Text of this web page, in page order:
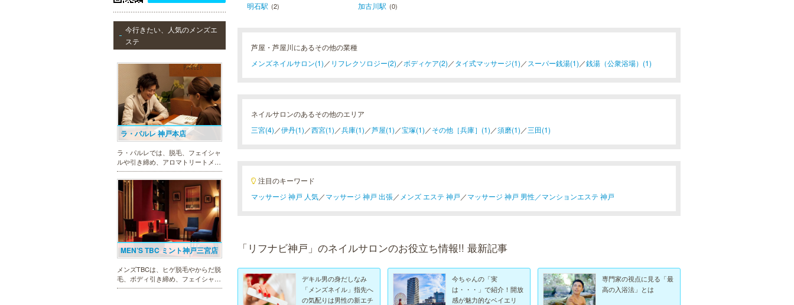
今行きたい、人気のメンズエ
ステ
ラ・パルレ 神戸本店
ラ・パルレでは、脱毛、フェイシャ
ルや引き締め、アロマトリートメン
ト、本格的なダイエットコース等、
幅広いメニューでお客様の美を応
援。初めてで不安という方には、初
回限定体験コースも多数取り揃えて
MEN’S TBC ミント神戸三宮店
メンズTBCは、ヒゲ脱毛やからだ脱
毛、ボディ引き締め、フェイシャル
等、清潔感を保ちたい方や、お手入
明石駅 (2) 加古川駅 (0)
芦屋・芦屋川にあるその他の業種
メンズネイルサロン(1) ／ リフレクソロジー(2) ／ボディケア(2) ／タイ式マッサージ(1) ／ スーパー銭湯(1) ／銭湯（公衆浴場）(1)
ネイルサロンのあるその他のエリア
三宮(4) ／伊丹(1) ／西宮(1) ／兵庫(1) ／芦屋(1) ／宝塚(1) ／その他［兵庫］(1) ／須磨(1) ／三田(1)
注目のキーワード
マッサージ 神戸 人気／マッサージ 神戸 出張／ メンズ エステ 神戸／マッサージ 神戸 男性／マンションエステ 神戸
「リフナビ神戸」のネイルサロンのお役立ち情報!! 最新記事
デキル男の身だしなみ
「メンズネイル」指先へ
の気配りは男性の新エチ
今ちゃんの「実
は・・・」で紹介！開放
感が魅力的なベイエリ
専門家の視点に見る「最
高の入浴法」とは